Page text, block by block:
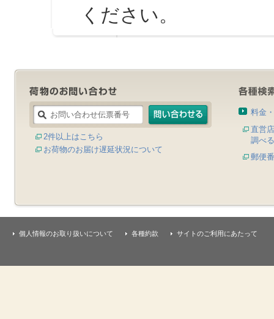
ください。
2件以上はこちら
お荷物のお届け遅延状況について
料金
直営
調べる
郵便
個人情報のお取り扱いについて 各種約款 サイトのご利用にあたって